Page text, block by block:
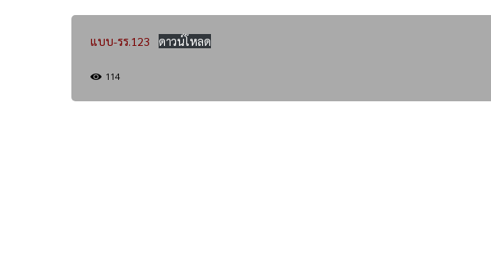
แบบ-รร.123 ดาวน์โหลด
114